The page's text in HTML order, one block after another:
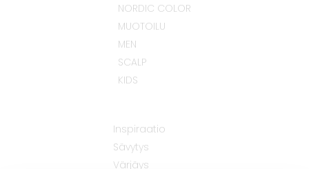
NORDIC COLOR
MUOTOILU
MEN
SCALP
KIDS
Inspiraatio
Sävytys
Värjäys